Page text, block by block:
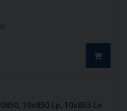
10x850 Lp, 10x863 Le